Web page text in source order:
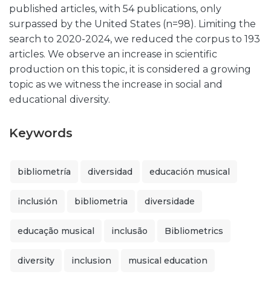
published articles, with 54 publications, only
surpassed by the United States (n=98). Limiting the
search to 2020-2024, we reduced the corpus to 193
articles. We observe an increase in scientific
production on this topic, it is considered a growing
topic as we witness the increase in social and
educational diversity.
Keywords
bibliometría diversidad educación musical
inclusión bibliometria diversidade
educação musical inclusão Bibliometrics
diversity inclusion musical education